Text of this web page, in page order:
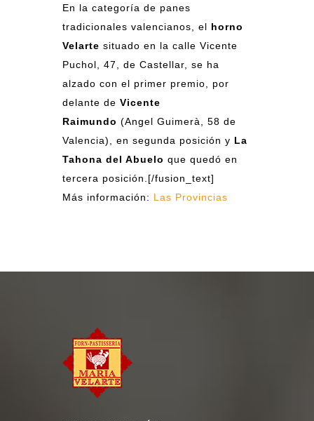
En la categoría de panes
tradicionales valencianos, el horno
Velarte situado en la calle Vicente
Puchol, 47, de Castellar, se ha
alzado con el primer premio, por
delante de Vicente
Raimundo (Angel Guimerà, 58 de
Valencia), en segunda posición y La
Tahona del Abuelo que quedó en
tercera posición.[/fusion_text]
Más información: Las Provincias